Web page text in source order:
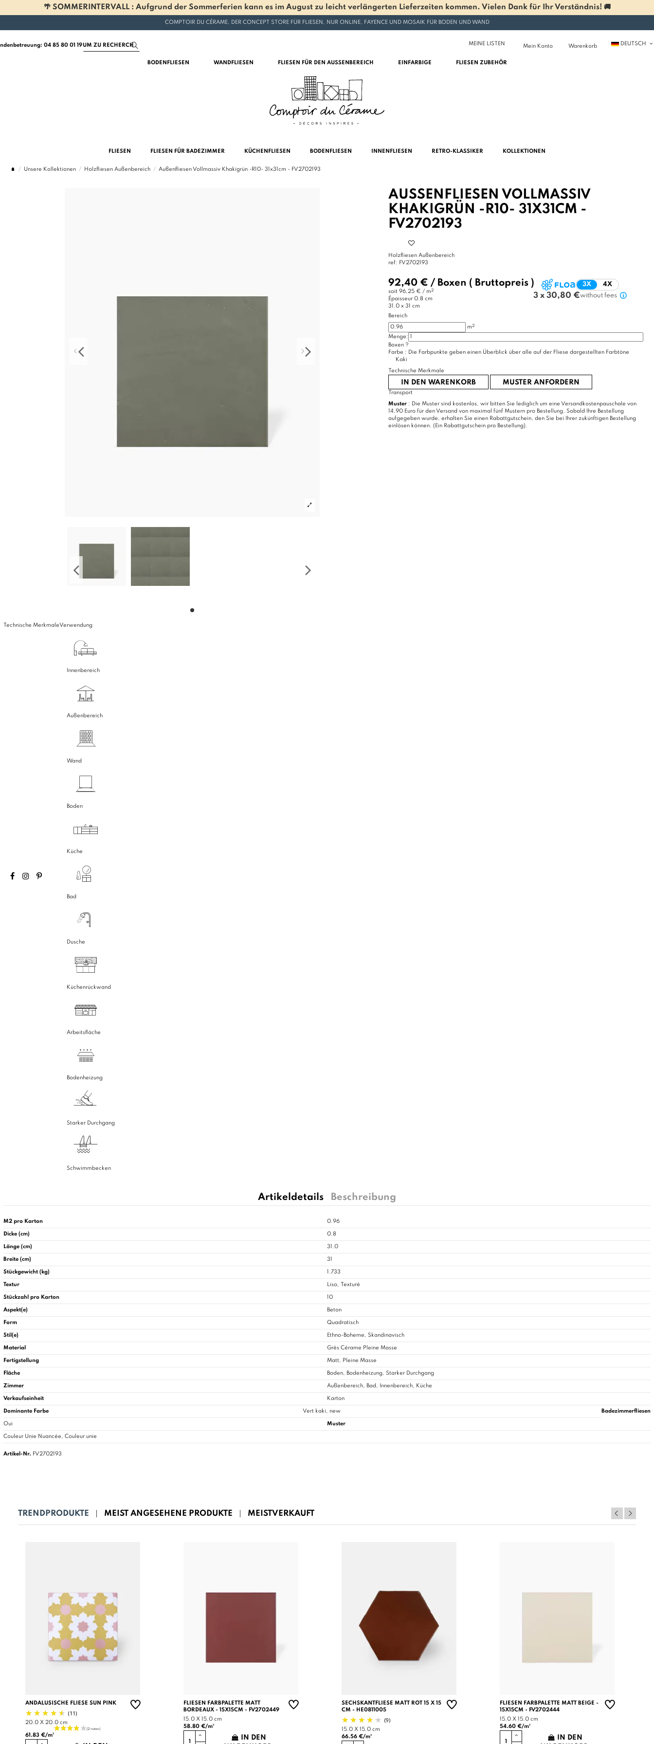
🌴 SOMMERINTERVALL : Aufgrund der Sommerferien kann es im August zu leicht verlängerten Lieferzeiten kommen. Vielen Dank für Ihr Verständnis! 🚚
COMPTOIR DU CÉRAME, DER CONCEPT STORE FÜR FLIESEN, NUR ONLINE, FAYENCE UND MOSAIK FÜR BODEN UND WAND
04 85 80 01 19 MEINE LISTEN Mein Konto Warenkorb DEUTSCH
BODENFLIESEN WANDFLIESEN FLIESEN FÜR DEN AUSSENBEREICH EINFARBIGE FLIESEN ZUBEHÖR
FLIESEN FLIESEN FÜR BADEZIMMER KÜCHENFLIESEN BODENFLIESEN INNENFLIESEN RETRO-KLASSIKER KOLLEKTIONEN
Unsere Kollektionen Holzfliesen Außenbereich Außenfliesen Vollmassiv Khakigrün -R10- 31x31cm - FV2702193
AUSSENFLIESEN VOLLMASSIV K
HAKIGRÜN -R10- 31X31CM - F
V2702193
Holzfliesen Außenbereich
ref: FV2702193
92,40 € / Boxen ( Bruttopreis )
soit 96,25 € / m2
Épaisseur 0.8 cm
31.0 x 31 cm
3X 4X
3 x 30,80 €without fees
Bereich
m2
Menge:
Boxen ?
Farbe : Die Farbpunkte geben einen Überblick über alle auf der Fliese dargestellten Farbtöne
Kaki
Technische Merkmale
IN DEN WARENKORB MUSTER ANFORDERN
Transport
Muster: Die Muster sind kostenlos, wir bitten Sie lediglich um eine Versandkostenpauschale von
14,90 Euro für den Versand von maximal fünf Mustern pro Bestellung. Sobald Ihre Bestellung
aufgegeben wurde, erhalten Sie einen Rabattgutschein, den Sie bei Ihrer zukünftigen Bestellung
einlösen können. (Ein Rabattgutschein pro Bestellung).
Technische MerkmaleVerwendung
Innenbereich
Außenbereich
Wand
Boden
Küche
Bad
Dusche
Küchenrückwand
Arbeitsfläche
Bodenheizung
Starker Durchgang
Schwimmbecken
Artikeldetails Beschreibung
M2 pro Karton 0.96
Dicke (cm) 0.8
Länge (cm) 31.0
Breite (cm) 31
Stückgewicht (kg) 1.733
Textur Liso, Texturé
Stückzahl pro Karton 10
Aspekt(e) Beton
Form Quadratisch
Stil(e) Ethno-Boheme, Skandinavisch
Material Grès Cérame Pleine Masse
Fertigstellung Matt, Pleine Masse
Fläche Boden, Bodenheizung, Starker Durchgang
Zimmer Außenbereich, Bad, Innenbereich, Küche
Verkaufseinheit Karton
Dominante Farbe Vert kaki, new Badezimmerfliesen
Oui Muster
Couleur Unie Nuancée, Couleur unie
Artikel-Nr. FV2702193
TRENDPRODUKTE MEIST ANGESEHENE PRODUKTE MEISTVERKAUFT
ANDALUSISCHE FLIESE SUN PINK
(11)
20.0 X 20.0 cm
61.83 €/m²
FLIESEN FARBPALETTE MATT
BORDEAUX - 15X15CM - FV2702449
15.0 X 15.0 cm
58.80 €/m²
IN DEN
SECHSKANTFLIESE MATT ROT 15 X 15
CM - HE0811005
(9)
15.0 X 15.0 cm
66.56 €/m²
FLIESEN FARBPALETTE MATT BEIGE -
15X15CM - FV2702444
15.0 X 15.0 cm
54.60 €/m²
IN DEN